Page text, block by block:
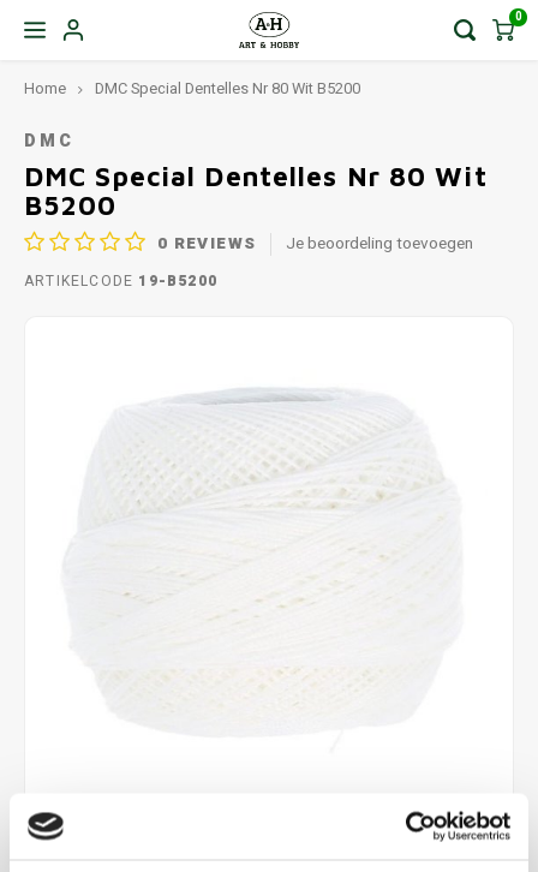
0
Home DMC Special Dentelles Nr 80 Wit B5200
DMC
DMC Special Dentelles Nr 80 Wit
B5200
0 REVIEWS Je beoordeling toevoegen
ARTIKELCODE 19-B5200
€4,70